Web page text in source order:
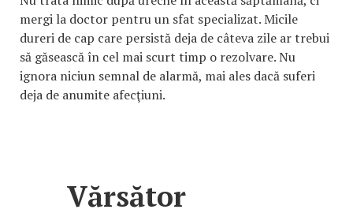
mergi la doctor pentru un sfat specializat. Micile
dureri de cap care persistă deja de câteva zile ar trebui
să găsească în cel mai scurt timp o rezolvare. Nu
ignora niciun semnal de alarmă, mai ales dacă suferi
deja de anumite afecţiuni.
Vărsător